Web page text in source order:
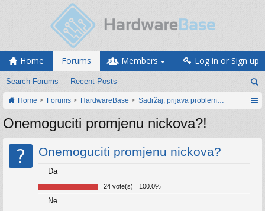
Home Forums
Search Forums Recent Posts
Members Log in or Sign up
Home Forums HardwareBase Sadržaj, prijava problema i prijedlozi
Onemoguciti promjenu nickova?!
? Onemoguciti promjenu nickova?
Da
24 vote(s) 100.0%
Ne